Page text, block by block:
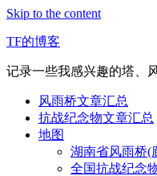
Skip to the content
TF的博客
记录一些我感兴趣的塔、
风雨桥文章汇总
抗战纪念物文章汇总
地图
湖南省风雨桥(
全国抗战纪念